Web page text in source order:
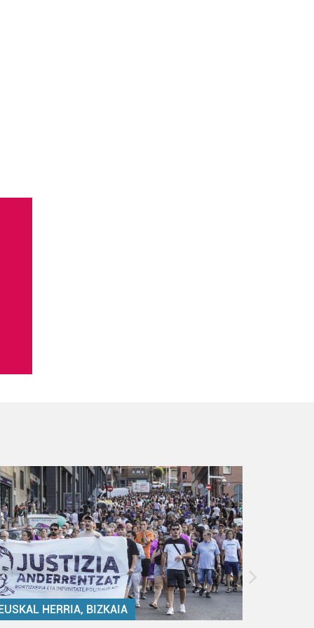
EUSKAL HERRIA, BIZKAIA